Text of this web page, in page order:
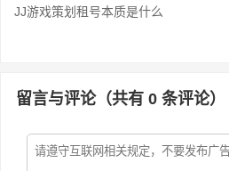
JJ游戏策划租号本质是什么
留言与评论（共有 0 条评论）